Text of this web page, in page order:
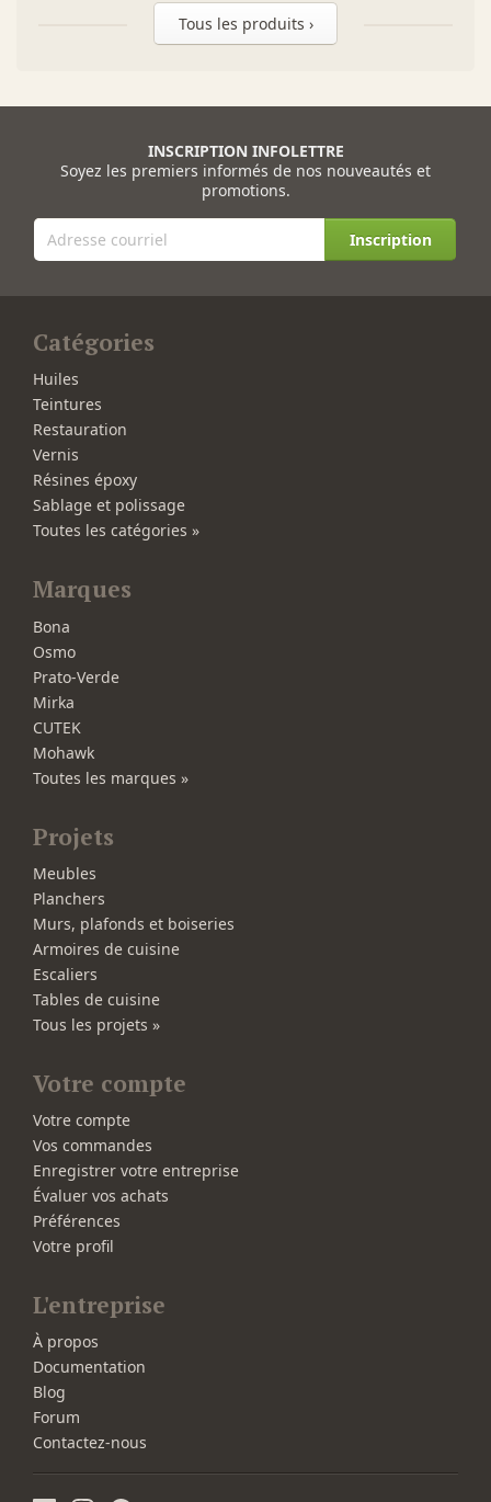
Tous les produits ›
INSCRIPTION INFOLETTRE
Soyez les premiers informés de nos nouveautés et
promotions.
Inscription
Catégories
Huiles
Teintures
Restauration
Vernis
Résines époxy
Sablage et polissage
Toutes les catégories »
Marques
Bona
Osmo
Prato-Verde
Mirka
CUTEK
Mohawk
Toutes les marques »
Projets
Meubles
Planchers
Murs, plafonds et boiseries
Armoires de cuisine
Escaliers
Tables de cuisine
Tous les projets »
Votre compte
Votre compte
Vos commandes
Enregistrer votre entreprise
Évaluer vos achats
Préférences
Votre profil
L'entreprise
À propos
Documentation
Blog
Forum
Contactez-nous